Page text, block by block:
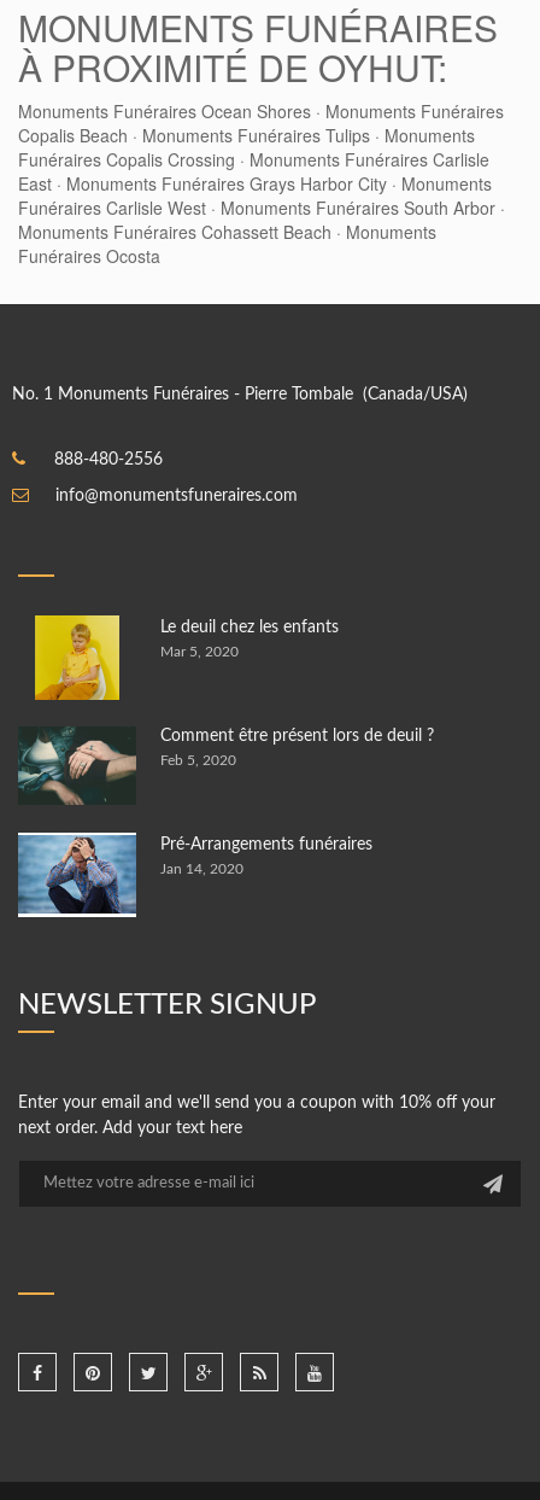
MONUMENTS FUNÉRAIRES
À PROXIMITÉ DE OYHUT:
Monuments Funéraires Ocean Shores · Monuments Funéraires
Copalis Beach · Monuments Funéraires Tulips · Monuments
Funéraires Copalis Crossing · Monuments Funéraires Carlisle
East · Monuments Funéraires Grays Harbor City · Monuments
Funéraires Carlisle West · Monuments Funéraires South Arbor ·
Monuments Funéraires Cohassett Beach · Monuments
Funéraires Ocosta
No. 1 Monuments Funéraires - Pierre Tombale (Canada/USA)
888-480-2556
info@monumentsfuneraires.com
Le deuil chez les enfants
Mar 5, 2020
Comment être présent lors de deuil ?
Feb 5, 2020
Pré-Arrangements funéraires
Jan 14, 2020
NEWSLETTER SIGNUP
Enter your email and we'll send you a coupon with 10% off your
next order. Add your text here